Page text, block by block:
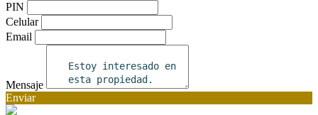
PIN
Celular
Email
Mensaje
Enviar